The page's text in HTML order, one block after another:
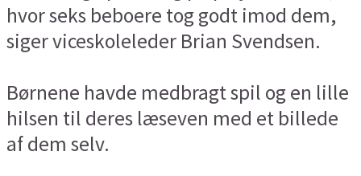
hvor seks beboere tog godt imod dem,
siger viceskoleleder Brian Svendsen.
Børnene havde medbragt spil og en lille
hilsen til deres læseven med et billede
af dem selv.